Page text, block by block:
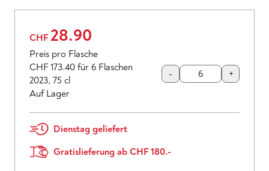
CHF 28.90
Preis pro Flasche
CHF 173.40 für 6 Flaschen
2023, 75 cl
Auf Lager
- +
Dienstag geliefert
Gratislieferung ab CHF 180.-